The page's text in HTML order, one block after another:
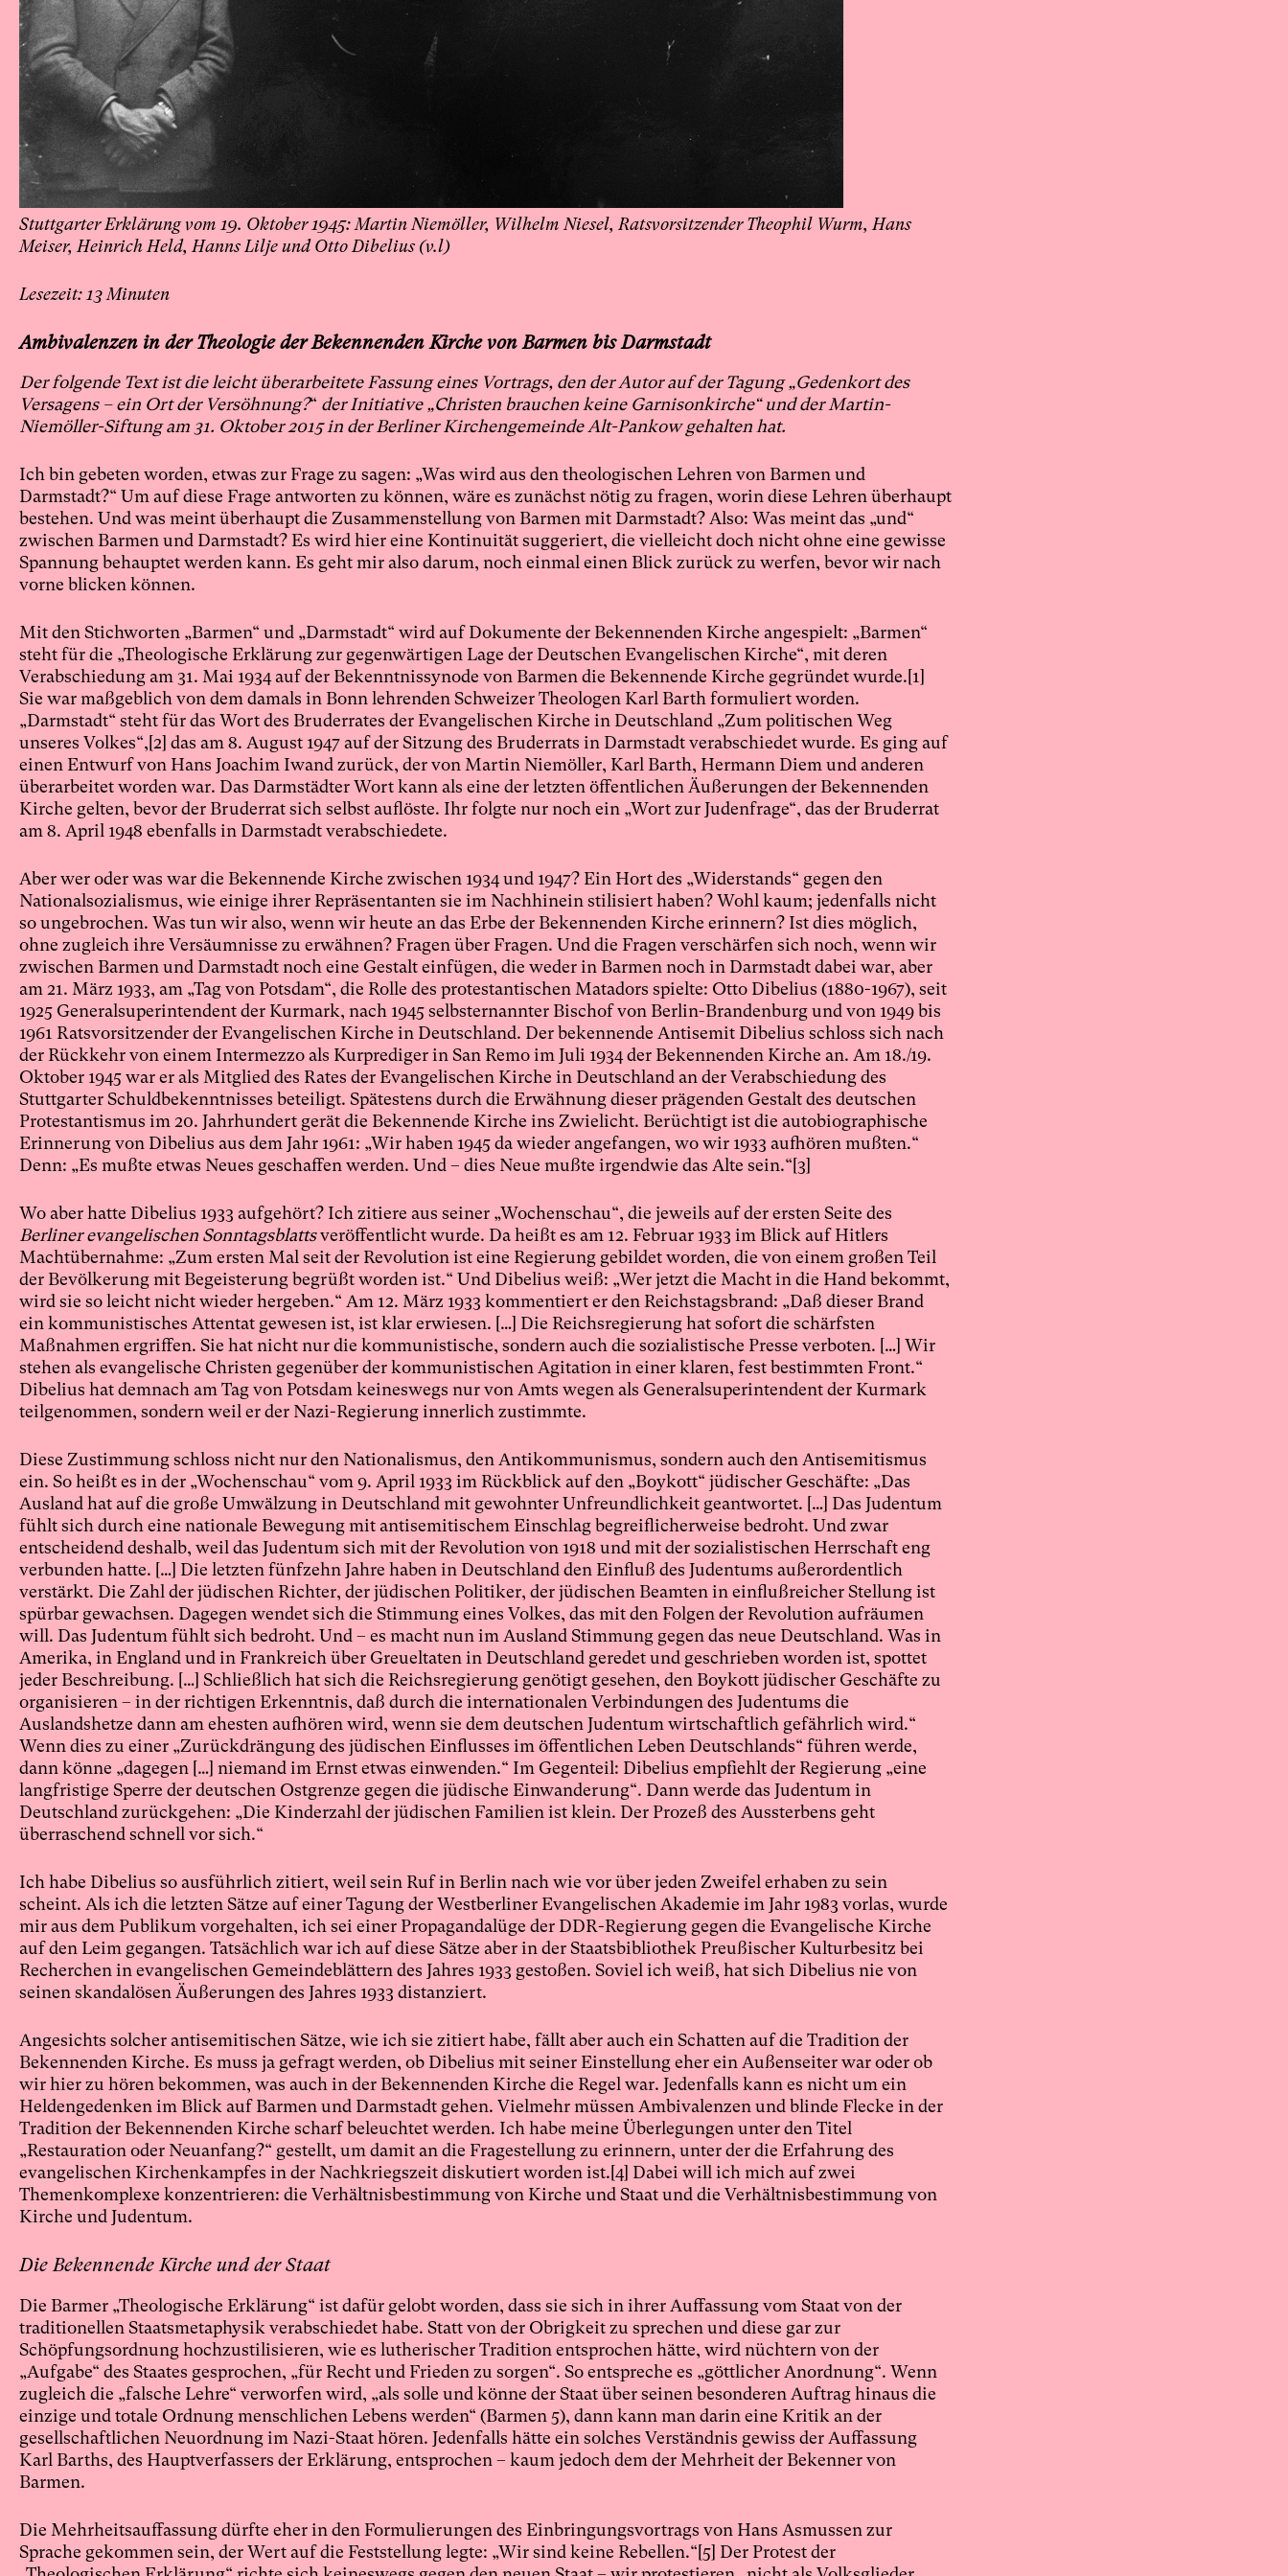
Stuttgarter Erklärung vom 19. Oktober 1945: Martin Niemöller, Wilhelm Niesel, Ratsvorsitzender Theophil Wurm, Hans
Meiser, Heinrich Held, Hanns Lilje und Otto Dibelius (v.l)
13
Ambivalenzen in der Theologie der Bekennenden Kirche von Barmen bis Darmstadt
Der folgende Text ist die leicht überarbeitete Fassung eines Vortrags, den der Autor auf der Tagung „Gedenkort des
Versagens – ein Ort der Versöhnung?“ der Initiative „Christen brauchen keine Garnisonkirche“ und der Martin-
Niemöller-Siftung am 31. Oktober 2015 in der Berliner Kirchengemeinde Alt-Pankow gehalten hat.
Ich bin gebeten worden, etwas zur Frage zu sagen: „Was wird aus den theologischen Lehren von Barmen und
Darmstadt?“ Um auf diese Frage antworten zu können, wäre es zunächst nötig zu fragen, worin diese Lehren überhaupt
bestehen. Und was meint überhaupt die Zusammenstellung von Barmen mit Darmstadt? Also: Was meint das „und“
zwischen Barmen und Darmstadt? Es wird hier eine Kontinuität suggeriert, die vielleicht doch nicht ohne eine gewisse
Spannung behauptet werden kann. Es geht mir also darum, noch einmal einen Blick zurück zu werfen, bevor wir nach
vorne blicken können.
Mit den Stichworten „Barmen“ und „Darmstadt“ wird auf Dokumente der Bekennenden Kirche angespielt: „Barmen“
steht für die „Theologische Erklärung zur gegenwärtigen Lage der Deutschen Evangelischen Kirche“, mit deren
Verabschiedung am 31. Mai 1934 auf der Bekenntnissynode von Barmen die Bekennende Kirche gegründet wurde.[1]
Sie war maßgeblich von dem damals in Bonn lehrenden Schweizer Theologen Karl Barth formuliert worden.
„Darmstadt“ steht für das Wort des Bruderrates der Evangelischen Kirche in Deutschland „Zum politischen Weg
unseres Volkes“,[2] das am 8. August 1947 auf der Sitzung des Bruderrats in Darmstadt verabschiedet wurde. Es ging auf
einen Entwurf von Hans Joachim Iwand zurück, der von Martin Niemöller, Karl Barth, Hermann Diem und anderen
überarbeitet worden war. Das Darmstädter Wort kann als eine der letzten öffentlichen Äußerungen der Bekennenden
Kirche gelten, bevor der Bruderrat sich selbst auflöste. Ihr folgte nur noch ein „Wort zur Judenfrage“, das der Bruderrat
am 8. April 1948 ebenfalls in Darmstadt verabschiedete.
Aber wer oder was war die Bekennende Kirche zwischen 1934 und 1947? Ein Hort des „Widerstands“ gegen den
Nationalsozialismus, wie einige ihrer Repräsentanten sie im Nachhinein stilisiert haben? Wohl kaum; jedenfalls nicht
so ungebrochen. Was tun wir also, wenn wir heute an das Erbe der Bekennenden Kirche erinnern? Ist dies möglich,
ohne zugleich ihre Versäumnisse zu erwähnen? Fragen über Fragen. Und die Fragen verschärfen sich noch, wenn wir
zwischen Barmen und Darmstadt noch eine Gestalt einfügen, die weder in Barmen noch in Darmstadt dabei war, aber
am 21. März 1933, am „Tag von Potsdam“, die Rolle des protestantischen Matadors spielte: Otto Dibelius (1880-1967), seit
1925 Generalsuperintendent der Kurmark, nach 1945 selbsternannter Bischof von Berlin-Brandenburg und von 1949 bis
1961 Ratsvorsitzender der Evangelischen Kirche in Deutschland. Der bekennende Antisemit Dibelius schloss sich nach
der Rückkehr von einem Intermezzo als Kurprediger in San Remo im Juli 1934 der Bekennenden Kirche an. Am 18./19.
Oktober 1945 war er als Mitglied des Rates der Evangelischen Kirche in Deutschland an der Verabschiedung des
Stuttgarter Schuldbekenntnisses beteiligt. Spätestens durch die Erwähnung dieser prägenden Gestalt des deutschen
Protestantismus im 20. Jahrhundert gerät die Bekennende Kirche ins Zwielicht. Berüchtigt ist die autobiographische
Erinnerung von Dibelius aus dem Jahr 1961: „Wir haben 1945 da wieder angefangen, wo wir 1933 aufhören mußten.“
Denn: „Es mußte etwas Neues geschaffen werden. Und – dies Neue mußte irgendwie das Alte sein.“[3]
Wo aber hatte Dibelius 1933 aufgehört? Ich zitiere aus seiner „Wochenschau“, die jeweils auf der ersten Seite des
Berliner evangelischen Sonntagsblattsveröffentlicht wurde. Da heißt es am 12. Februar 1933 im Blick auf Hitlers
Machtübernahme: „Zum ersten Mal seit der Revolution ist eine Regierung gebildet worden, die von einem großen Teil
der Bevölkerung mit Begeisterung begrüßt worden ist.“ Und Dibelius weiß: „Wer jetzt die Macht in die Hand bekommt,
wird sie so leicht nicht wieder hergeben.“ Am 12. März 1933 kommentiert er den Reichstagsbrand: „Daß dieser Brand
ein kommunistisches Attentat gewesen ist, ist klar erwiesen. […] Die Reichsregierung hat sofort die schärfsten
Maßnahmen ergriffen. Sie hat nicht nur die kommunistische, sondern auch die sozialistische Presse verboten. […] Wir
stehen als evangelische Christen gegenüber der kommunistischen Agitation in einer klaren, fest bestimmten Front.“
Dibelius hat demnach am Tag von Potsdam keineswegs nur von Amts wegen als Generalsuperintendent der Kurmark
teilgenommen, sondern weil er der Nazi-Regierung innerlich zustimmte.
Diese Zustimmung schloss nicht nur den Nationalismus, den Antikommunismus, sondern auch den Antisemitismus
ein. So heißt es in der „Wochenschau“ vom 9. April 1933 im Rückblick auf den „Boykott“ jüdischer Geschäfte: „Das
Ausland hat auf die große Umwälzung in Deutschland mit gewohnter Unfreundlichkeit geantwortet. […] Das Judentum
fühlt sich durch eine nationale Bewegung mit antisemitischem Einschlag begreiflicherweise bedroht. Und zwar
entscheidend deshalb, weil das Judentum sich mit der Revolution von 1918 und mit der sozialistischen Herrschaft eng
verbunden hatte. […] Die letzten fünfzehn Jahre haben in Deutschland den Einfluß des Judentums außerordentlich
verstärkt. Die Zahl der jüdischen Richter, der jüdischen Politiker, der jüdischen Beamten in einflußreicher Stellung ist
spürbar gewachsen. Dagegen wendet sich die Stimmung eines Volkes, das mit den Folgen der Revolution aufräumen
will. Das Judentum fühlt sich bedroht. Und – es macht nun im Ausland Stimmung gegen das neue Deutschland. Was in
Amerika, in England und in Frankreich über Greueltaten in Deutschland geredet und geschrieben worden ist, spottet
jeder Beschreibung. […] Schließlich hat sich die Reichsregierung genötigt gesehen, den Boykott jüdischer Geschäfte zu
organisieren – in der richtigen Erkenntnis, daß durch die internationalen Verbindungen des Judentums die
Auslandshetze dann am ehesten aufhören wird, wenn sie dem deutschen Judentum wirtschaftlich gefährlich wird.“
Wenn dies zu einer „Zurückdrängung des jüdischen Einflusses im öffentlichen Leben Deutschlands“ führen werde,
dann könne „dagegen […] niemand im Ernst etwas einwenden.“ Im Gegenteil: Dibelius empfiehlt der Regierung „eine
langfristige Sperre der deutschen Ostgrenze gegen die jüdische Einwanderung“. Dann werde das Judentum in
Deutschland zurückgehen: „Die Kinderzahl der jüdischen Familien ist klein. Der Prozeß des Aussterbens geht
überraschend schnell vor sich.“
Ich habe Dibelius so ausführlich zitiert, weil sein Ruf in Berlin nach wie vor über jeden Zweifel erhaben zu sein
scheint. Als ich die letzten Sätze auf einer Tagung der Westberliner Evangelischen Akademie im Jahr 1983 vorlas, wurde
mir aus dem Publikum vorgehalten, ich sei einer Propagandalüge der DDR-Regierung gegen die Evangelische Kirche
auf den Leim gegangen. Tatsächlich war ich auf diese Sätze aber in der Staatsbibliothek Preußischer Kulturbesitz bei
Recherchen in evangelischen Gemeindeblättern des Jahres 1933 gestoßen. Soviel ich weiß, hat sich Dibelius nie von
seinen skandalösen Äußerungen des Jahres 1933 distanziert.
Angesichts solcher antisemitischen Sätze, wie ich sie zitiert habe, fällt aber auch ein Schatten auf die Tradition der
Bekennenden Kirche. Es muss ja gefragt werden, ob Dibelius mit seiner Einstellung eher ein Außenseiter war oder ob
wir hier zu hören bekommen, was auch in der Bekennenden Kirche die Regel war. Jedenfalls kann es nicht um ein
Heldengedenken im Blick auf Barmen und Darmstadt gehen. Vielmehr müssen Ambivalenzen und blinde Flecke in der
Tradition der Bekennenden Kirche scharf beleuchtet werden. Ich habe meine Überlegungen unter den Titel
„Restauration oder Neuanfang?“ gestellt, um damit an die Fragestellung zu erinnern, unter der die Erfahrung des
evangelischen Kirchenkampfes in der Nachkriegszeit diskutiert worden ist.[4] Dabei will ich mich auf zwei
Themenkomplexe konzentrieren: die Verhältnisbestimmung von Kirche und Staat und die Verhältnisbestimmung von
Kirche und Judentum.
Die Bekennende Kirche und der Staat
Die Barmer „Theologische Erklärung“ ist dafür gelobt worden, dass sie sich in ihrer Auffassung vom Staat von der
traditionellen Staatsmetaphysik verabschiedet habe. Statt von der Obrigkeit zu sprechen und diese gar zur
Schöpfungsordnung hochzustilisieren, wie es lutherischer Tradition entsprochen hätte, wird nüchtern von der
„Aufgabe“ des Staates gesprochen, „für Recht und Frieden zu sorgen“. So entspreche es „göttlicher Anordnung“. Wenn
zugleich die „falsche Lehre“ verworfen wird, „als solle und könne der Staat über seinen besonderen Auftrag hinaus die
einzige und totale Ordnung menschlichen Lebens werden“ (Barmen 5), dann kann man darin eine Kritik an der
gesellschaftlichen Neuordnung im Nazi-Staat hören. Jedenfalls hätte ein solches Verständnis gewiss der Auffassung
Karl Barths, des Hauptverfassers der Erklärung, entsprochen – kaum jedoch dem der Mehrheit der Bekenner von
Barmen.
Die Mehrheitsauffassung dürfte eher in den Formulierungen des Einbringungsvortrags von Hans Asmussen zur
Sprache gekommen sein, der Wert auf die Feststellung legte: „Wir sind keine Rebellen.“[5] Der Protest der